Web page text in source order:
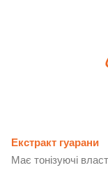
Екстракт гуарани
Має тонізуючі